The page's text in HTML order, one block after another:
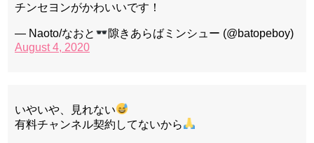
チンセヨンがかわいいです！
— Naoto/なおと
隙きあらばミンシュー (@batopeboy)
August 4, 2020
いやいや、見れない
有料チャンネル契約してないから